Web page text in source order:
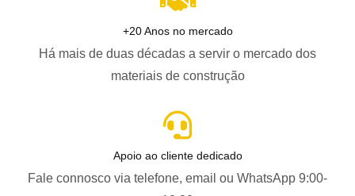
+20 Anos no mercado
Há mais de duas décadas a servir o mercado dos
materiais de construção
Apoio ao cliente dedicado
Fale connosco via telefone, email ou WhatsApp 9:00-